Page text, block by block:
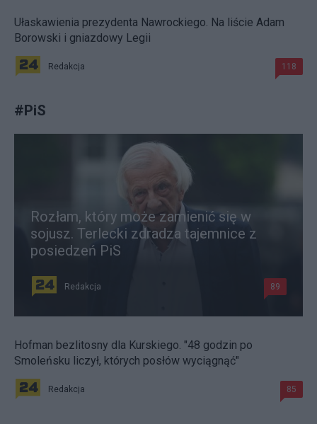
Ułaskawienia prezydenta Nawrockiego. Na liście Adam
Borowski i gniazdowy Legii
Redakcja 118
#PiS
Rozłam, który może zamienić się w
sojusz. Terlecki zdradza tajemnice z
posiedzeń PiS
Redakcja 89
Hofman bezlitosny dla Kurskiego. "48 godzin po
Smoleńsku liczył, których posłów wyciągnąć"
Redakcja 85